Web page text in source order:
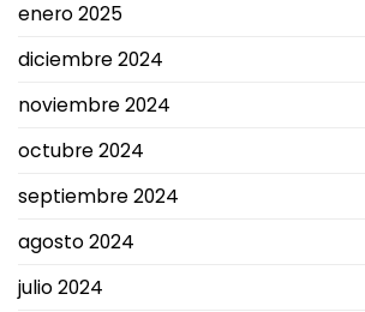
enero 2025
diciembre 2024
noviembre 2024
octubre 2024
septiembre 2024
agosto 2024
julio 2024